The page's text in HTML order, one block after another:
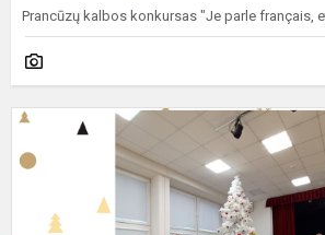
Prancūzų kalbos konkursas "Je parle français,